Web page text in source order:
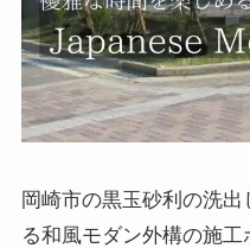
岡崎市の黒玉砂利の洗
る和風モダン外構の施工